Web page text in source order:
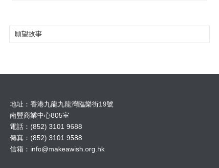
願望故事
地址：香港九龍九龍灣臨樂街19號
南豐商業中心805室
電話：(852) 3101 9688
傳真：(852) 3101 9588
信箱： info@makeawish.org.hk